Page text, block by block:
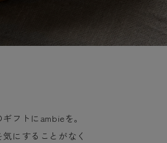
フトにambieを。
にすることがなく